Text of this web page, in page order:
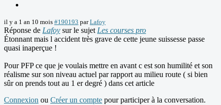
il y a 1 an 10 mois #190193 parLafoy
Réponse de Lafoy sur le sujet Les courses pro
Étonnant mais l accident très grave de cette jeune suissesse passe
quasi inaperçue !
Pour PFP ce que je voulais mettre en avant c est son humilité et son
réalisme sur son niveau actuel par rapport au milieu route ( si bien
sûr on prends tout au 1 er degré ) dans cet article
Connexion ou Créer un compte pour participer à la conversation.